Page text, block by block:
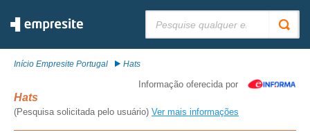
Início Empresite Portugal Hats
Informação oferecida por
Hats
(Pesquisa solicitada pelo usuário) Ver mais informações